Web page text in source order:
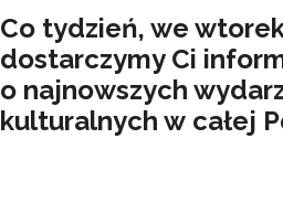
Co tydzień, we
dostarczymy Ci
o najnowszych
kulturalnych w całej